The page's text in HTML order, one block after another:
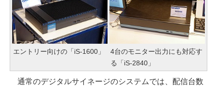
エントリー向けの「iS-1600」
4台のモニター出力にも対応す
る「iS-2840」
通常のデジタルサイネージのシステムでは、配信台数